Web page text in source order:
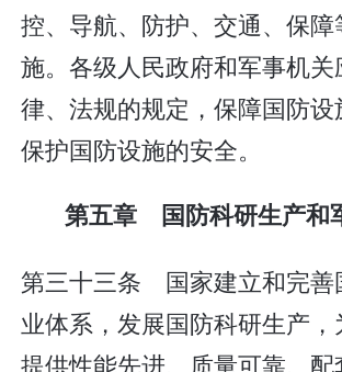
控、导航、防护、交通、保障
施。各级人民政府和军事机
律、法规的规定，保障国防设
保护国防设施的安全。
第五章 国防科研生产和
第三十三条 国家建立和完善
业体系，发展国防科研生产
提供性能先进、质量可靠、